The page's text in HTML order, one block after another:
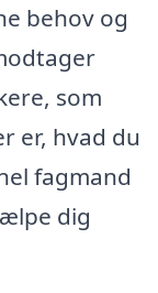
behov og
som
er, hvad du
fagmand
dig